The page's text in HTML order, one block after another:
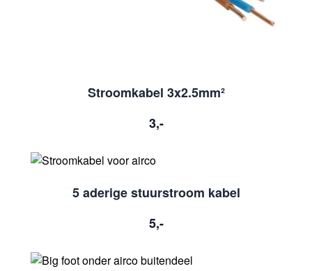
Stroomkabel 3x2.5mm²
3,-
5 aderige stuurstroom kabel
5,-